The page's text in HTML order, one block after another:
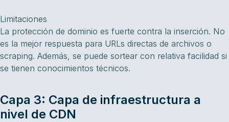
Limitaciones
La protección de dominio es fuerte contra la inserción. No
es la mejor respuesta para URLs directas de archivos o
scraping. Además, se puede sortear con relativa facilidad si
se tienen conocimientos técnicos.
Capa 3: Capa de infraestructura a
nivel de CDN